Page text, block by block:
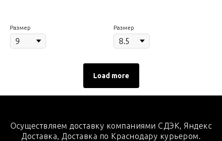
Размер Размер
Load more
Осуществляем доставку компаниями СДЭК, Яндекс
Доставка, Доставка по Краснодару курьером.